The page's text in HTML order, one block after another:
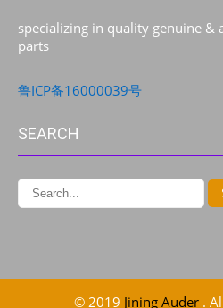
specializing in quality genuine &
parts
鲁ICP备16000039号
SEARCH
© 2019 Jining Auder .